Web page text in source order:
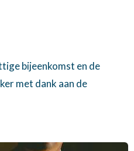
bijeenkomst en de
met dank aan de